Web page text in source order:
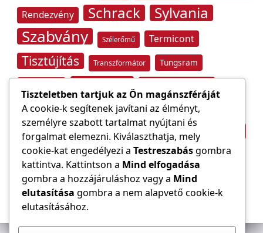
Rendezvény Schrack Sylvania
Szabvány Szélerőmű Termicont
Tisztújítás Transzformátor Tungsram
Villámvédelem
Világítástechnika Áramfogyasztás
Áramszolgáltató Építőipar átviteli hálózat
Tiszteletben tartjuk az Ön magánszféráját
A cookie-k segítenek javítani az élményt,
személyre szabott tartalmat nyújtani és
forgalmat elemezni. Kiválaszthatja, mely
cookie-kat engedélyezi a Testreszabásgombra
kattintva. Kattintson a Mind elfogadása
gombra a hozzájáruláshoz vagy a Mind
elutasítása gombra a nem alapvető cookie-k
elutasításához.